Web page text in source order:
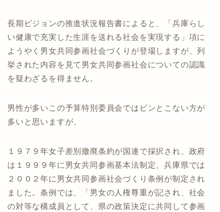
長期ビジョンの推進状況報告書によると、「兵庫らし
い健康で充実した生涯を送れる社会を実現する」項に
ようやく男女共同参画社会づくりが登場しますが、列
挙された内容を見て男女共同参画社会についての認識
を疑わざるを得ません。
男性が多いこの予算特別委員会ではピンとこない方が
多いと思いますが、
１９７９年女子差別撤廃条約が国連で採択され、政府
は１９９９年に男女共同参画基本法制定、兵庫県では
２００２年に男女共同参画社会づくり条例が制定され
ました。条例では、「男女の人権尊重が記され、社会
の対等な構成員として、県の政策決定に共同して参画